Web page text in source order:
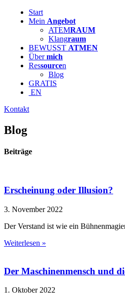
Start
Mein Angebot
ATEMRAUM
Klangraum
BEWUSST ATMEN
Übermich
Ressourcen
Blog
GRATIS
EN
Kontakt
Blog
Beiträge
Erscheinung oder Illusion?
3. November 2022
Der Verstand ist wie ein
Weiterlesen »
Der Maschinenmensch und
1. Oktober 2022